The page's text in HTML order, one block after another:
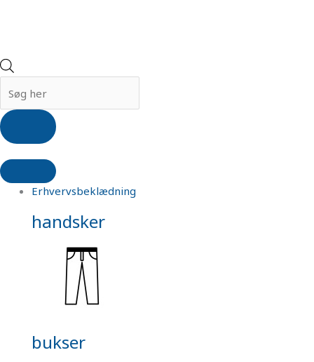
Erhvervsbeklædning
handsker
bukser